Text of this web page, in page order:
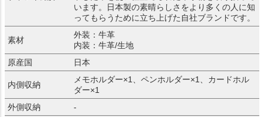
います。日本製の素晴らしさをより多くの人に知
ってもらうために立ち上げた自社ブランドです。
素材
外装：牛革
内装：牛革/生地
原産国
日本
内側収納
メモホルダー×1、ペンホルダー×1、カードホル
ダー×1
外側収納
-